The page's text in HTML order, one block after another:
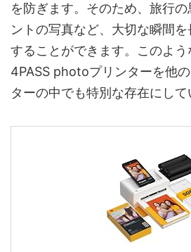
を防ぎます。そのため、旅行
ントの写真など、大切な瞬間
することができます。このよ
4PASS photoプリンターを他
ターの中でも特別な存在にして